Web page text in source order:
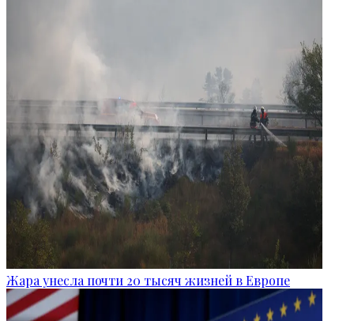
Жара унесла почти 20 тысяч жизней в Европе